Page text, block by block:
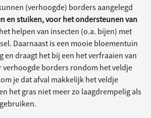
(verhoogde) borders aangelegd
en stuiken, voor het ondersteunen van
helpen van insecten (o.a. bijen) met
Daarnaast is een mooie bloementuin
en draagt het bij een het verfraaien van
verhoogde borders rondom het veldje
je dat afval makkelijk het veldje
het gras niet meer zo laagdrempelig als